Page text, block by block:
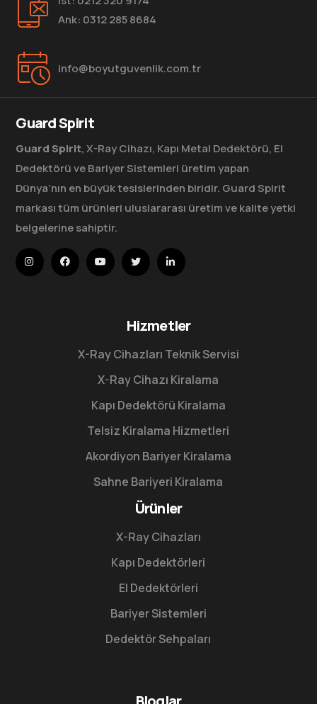
Ank: 0312 285 8684
info@boyutguvenlik.com.tr
Guard Spirit
Guard Spirit, X-Ray Cihazı, Kapı Metal Dedektörü, El
Dedektörü ve Bariyer Sistemleri üretim yapan
Dünya’nın en büyük tesislerinden biridir. Guard Spirit
markası tüm ürünleri uluslararası üretim ve kalite yetki
belgelerine sahiptir.
Hizmetler
X-Ray Cihazları Teknik Servisi
X-Ray Cihazı Kiralama
Kapı Dedektörü Kiralama
Telsiz Kiralama Hizmetleri
Akordiyon Bariyer Kiralama
Sahne Bariyeri Kiralama
Ürünler
X-Ray Cihazları
Kapı Dedektörleri
El Dedektörleri
Bariyer Sistemleri
Dedektör Sehpaları